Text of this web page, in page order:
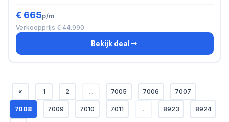
€ 665p/m
Verkoopprijs € 44.990
Bekijk deal
« 1 2 ... 7005 7006 7007
7008 7009 7010 7011 ... 8923 8924